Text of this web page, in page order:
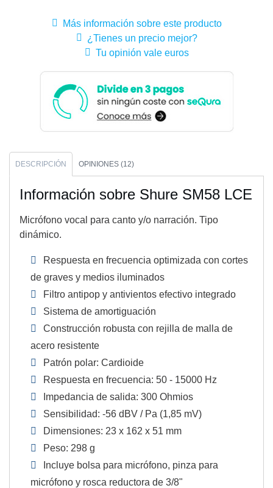
Más información sobre este producto
¿Tienes un precio mejor?
Tu opinión vale euros
DESCRIPCIÓN OPINIONES (12)
Información sobre Shure SM58 LCE
Micrófono vocal para canto y/o narración. Tipo
dinámico.
Respuesta en frecuencia optimizada con cortes
de graves y medios iluminados
Filtro antipop y antivientos efectivo integrado
Sistema de amortiguación
Construcción robusta con rejilla de malla de
acero resistente
Patrón polar: Cardioide
Respuesta en frecuencia: 50 - 15000 Hz
Impedancia de salida: 300 Ohmios
Sensibilidad: -56 dBV / Pa (1,85 mV)
Dimensiones: 23 x 162 x 51 mm
Peso: 298 g
Incluye bolsa para micrófono, pinza para
micrófono y rosca reductora de 3/8"